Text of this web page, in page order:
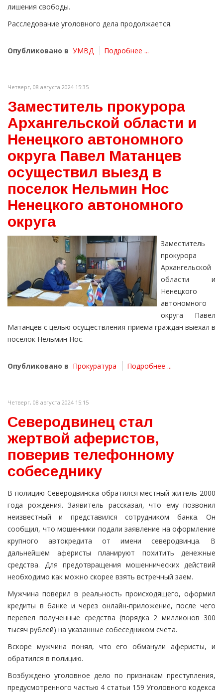
лишения свободы.
Расследование уголовного дела продолжается.
Опубликовано в УМВД Подробнее ...
Четверг, 08 августа 2024 15:35
Заместитель прокурора
Архангельской области и
Ненецкого автономного
округа Павел Матанцев
осуществил выезд в
поселок Нельмин Нос
Ненецкого автономного
округа
Заместитель
прокурора
Архангельской
области и
Ненецкого
автономного
округа Павел
Матанцев с целью осуществления приема граждан выехал в
поселок Нельмин Нос.
Опубликовано в Прокуратура Подробнее ...
Четверг, 08 августа 2024 15:15
Северодвинец стал
жертвой аферистов,
поверив телефонному
собеседнику
В полицию Северодвинска обратился местный житель 2000
года рождения. Заявитель рассказал, что ему позвонил
неизвестный и представился сотрудником банка. Он
сообщил, что мошенники подали заявление на оформление
крупного автокредита от имени северодвинца. В
дальнейшем аферисты планируют похитить денежные
средства. Для предотвращения мошеннических действий
необходимо как можно скорее взять встречный заем.
Мужчина поверил в реальность происходящего, оформил
кредиты в банке и через онлайн-приложение, после чего
перевел полученные средства (порядка 2 миллионов 300
тысяч рублей) на указанные собеседником счета.
Вскоре мужчина понял, что его обманули аферисты, и
обратился в полицию.
Возбуждено уголовное дело по признакам преступления,
предусмотренного частью 4 статьи 159 Уголовного кодекса